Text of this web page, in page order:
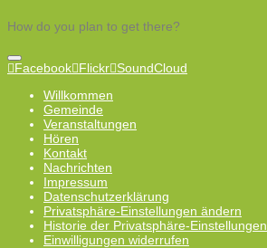
How do you plan to get there?
Facebook Flickr SoundCloud
Willkommen
Gemeinde
Veranstaltungen
Hören
Kontakt
Nachrichten
Impressum
Datenschutzerklärung
Privatsphäre-Einstellungen ändern
Historie der Privatsphäre-Einstellungen
Einwilligungen widerrufen